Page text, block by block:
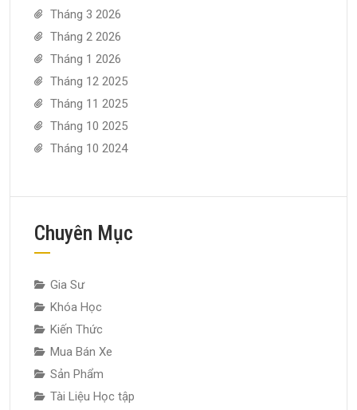
Tháng 3 2026
Tháng 2 2026
Tháng 1 2026
Tháng 12 2025
Tháng 11 2025
Tháng 10 2025
Tháng 10 2024
Chuyên Mục
Gia Sư
Khóa Học
Kiến Thức
Mua Bán Xe
Sản Phẩm
Tài Liệu Học tập